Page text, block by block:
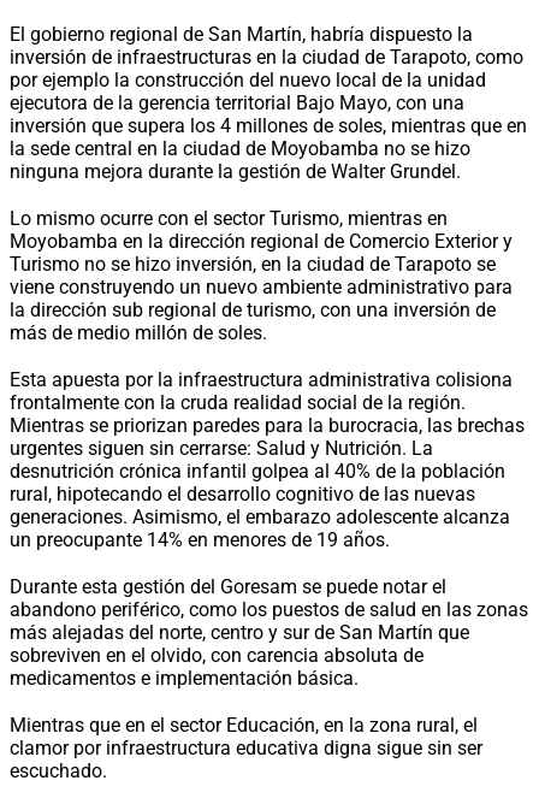
El gobierno regional de San Martín, habría dispuesto la
inversión de infraestructuras en la ciudad de Tarapoto, como
por ejemplo la construcción del nuevo local de la unidad
ejecutora de la gerencia territorial Bajo Mayo, con una
inversión que supera los 4 millones de soles, mientras que en
la sede central en la ciudad de Moyobamba no se hizo
ninguna mejora durante la gestión de Walter Grundel.
Lo mismo ocurre con el sector Turismo, mientras en
Moyobamba en la dirección regional de Comercio Exterior y
Turismo no se hizo inversión, en la ciudad de Tarapoto se
viene construyendo un nuevo ambiente administrativo para
la dirección sub regional de turismo, con una inversión de
más de medio millón de soles.
Esta apuesta por la infraestructura administrativa colisiona
frontalmente con la cruda realidad social de la región.
Mientras se priorizan paredes para la burocracia, las brechas
urgentes siguen sin cerrarse: Salud y Nutrición. La
desnutrición crónica infantil golpea al 40% de la población
rural, hipotecando el desarrollo cognitivo de las nuevas
generaciones. Asimismo, el embarazo adolescente alcanza
un preocupante 14% en menores de 19 años.
Durante esta gestión del Goresam se puede notar el
abandono periférico, como los puestos de salud en las zonas
más alejadas del norte, centro y sur de San Martín que
sobreviven en el olvido, con carencia absoluta de
medicamentos e implementación básica.
Mientras que en el sector Educación, en la zona rural, el
clamor por infraestructura educativa digna sigue sin ser
escuchado.